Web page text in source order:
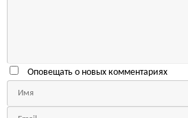
Оповещать о новых комментариях